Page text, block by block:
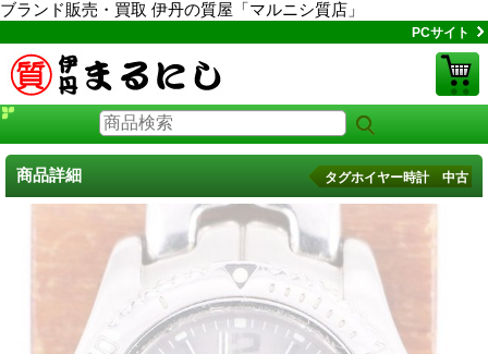
ブランド販売・買取 伊丹の質屋「マルニシ質店」
PCサイト
商品詳細 タグホイヤー時計 中古